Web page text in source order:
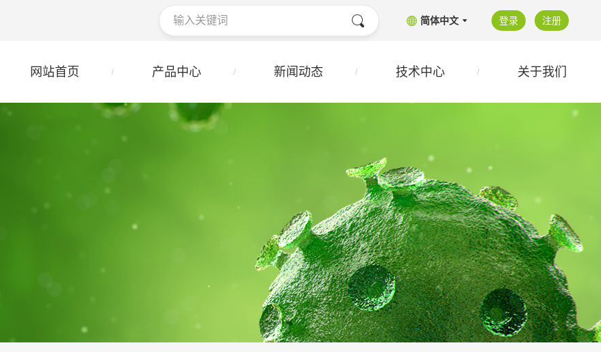
简体中文 登录 注册
网站首页 产品中心 新闻动态 技术中心 关于我们